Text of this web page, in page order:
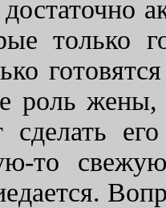
только
жены,
сделать
то